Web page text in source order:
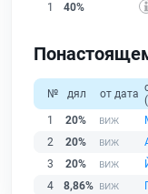
1
40%
№ дял от дата
1
20%
2
20%
3
20%
4
8,86%